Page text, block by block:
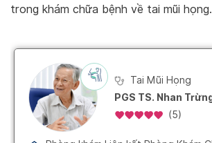
trong khám chữa bệnh về tai mũi họng.